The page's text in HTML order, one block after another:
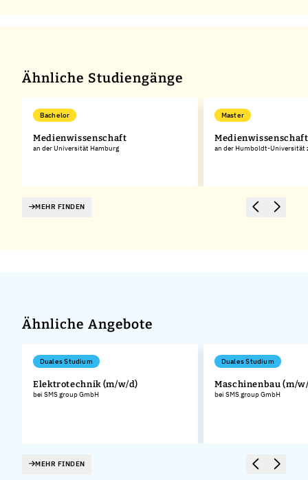
Ähnliche Studiengänge
Bachelor
Medienwissenschaft
an der Universität Hamburg
Master
Medienwissenschaft
an der Humboldt-Universität
MEHR FINDEN
Ähnliche Angebote
Duales Studium
Elektrotechnik (m/w/d)
bei SMS group GmbH
Duales Studium
Maschinenbau (m/
bei SMS group GmbH
MEHR FINDEN